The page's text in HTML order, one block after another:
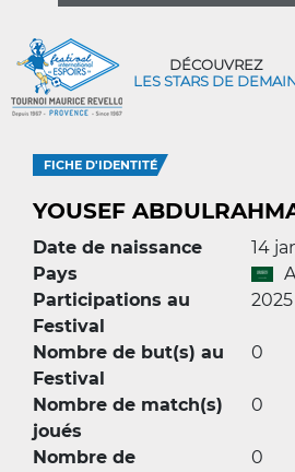
DÉCOUVREZ
LES STARS DE
FICHE D'IDENTITÉ
YOUSEF
Date de naissance
14
Pays
Participations au
Festival
2025
Nombre de but(s) au
Festival
0
Nombre de match(s)
joués
0
Nombre de
0